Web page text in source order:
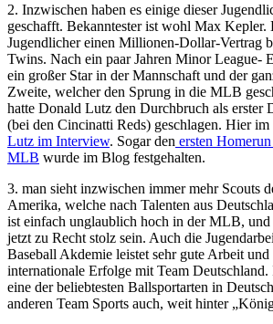
2. Inzwischen haben es einige dieser
geschafft. Bekanntester ist wohl Max Kepler.
Jugendlicher einen Millionen-Dollar-Vertrag
Twins. Nach ein paar Jahren Minor League-
ein großer Star in der Mannschaft und der
Zweite, welcher den Sprung in die MLB
hatte Donald Lutz den Durchbruch als erster
(bei den Cincinatti Reds) geschlagen. Hier
Lutz im Interview. Sogar den ersten
MLB wurde im Blog festgehalten.
3. man sieht inzwischen immer mehr Scouts
Amerika, welche nach Talenten aus
ist einfach unglaublich hoch in der MLB, und
jetzt zu Recht stolz sein. Auch die
Baseball Akdemie leistet sehr gute Arbeit
internationale Erfolge mit Team
eine der beliebtesten Ballsportarten in
anderen Team Sports auch, weit hinter